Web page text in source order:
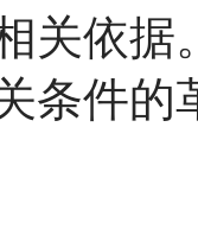
关依
条件的